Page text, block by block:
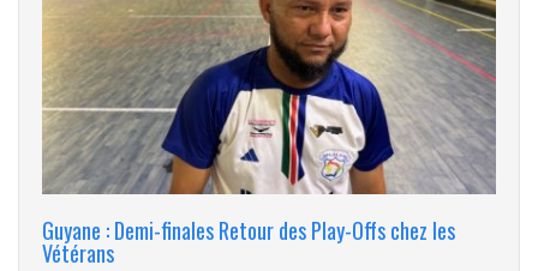
Guyane : Demi-finales Retour des Play-Offs chez les
Vétérans